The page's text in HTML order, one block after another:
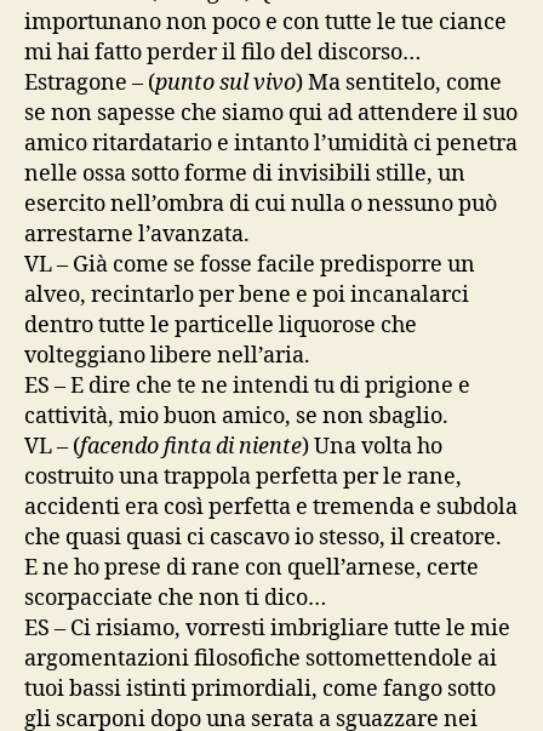
importunano non poco e con tutte le tue ciance
mi hai fatto perder il filo del discorso…
Estragone – (punto sul vivo) Ma sentitelo, come
se non sapesse che siamo qui ad attendere il suo
amico ritardatario e intanto l’umidità ci penetra
nelle ossa sotto forme di invisibili stille, un
esercito nell’ombra di cui nulla o nessuno può
arrestarne l’avanzata.
VL – Già come se fosse facile predisporre un
alveo, recintarlo per bene e poi incanalarci
dentro tutte le particelle liquorose che
volteggiano libere nell’aria.
ES – E dire che te ne intendi tu di prigione e
cattività, mio buon amico, se non sbaglio.
VL – (facendo finta di niente) Una volta ho
costruito una trappola perfetta per le rane,
accidenti era così perfetta e tremenda e subdola
che quasi quasi ci cascavo io stesso, il creatore.
E ne ho prese di rane con quell’arnese, certe
scorpacciate che non ti dico…
ES – Ci risiamo, vorresti imbrigliare tutte le mie
argomentazioni filosofiche sottomettendole ai
tuoi bassi istinti primordiali, come fango sotto
gli scarponi dopo una serata a sguazzare nei